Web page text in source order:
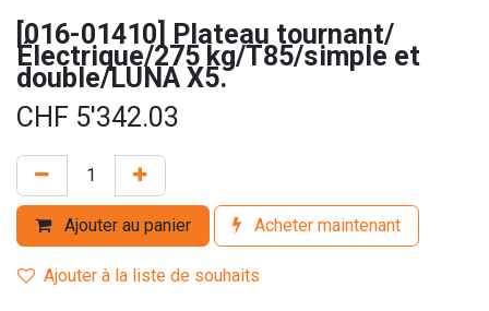
[016-01410] Plateau tournant/
Électrique/275 kg/T85/simple et
double/LUNA X5.
CHF 5'342.03
Ajouter au panier Acheter maintenant
Ajouter à la liste de souhaits